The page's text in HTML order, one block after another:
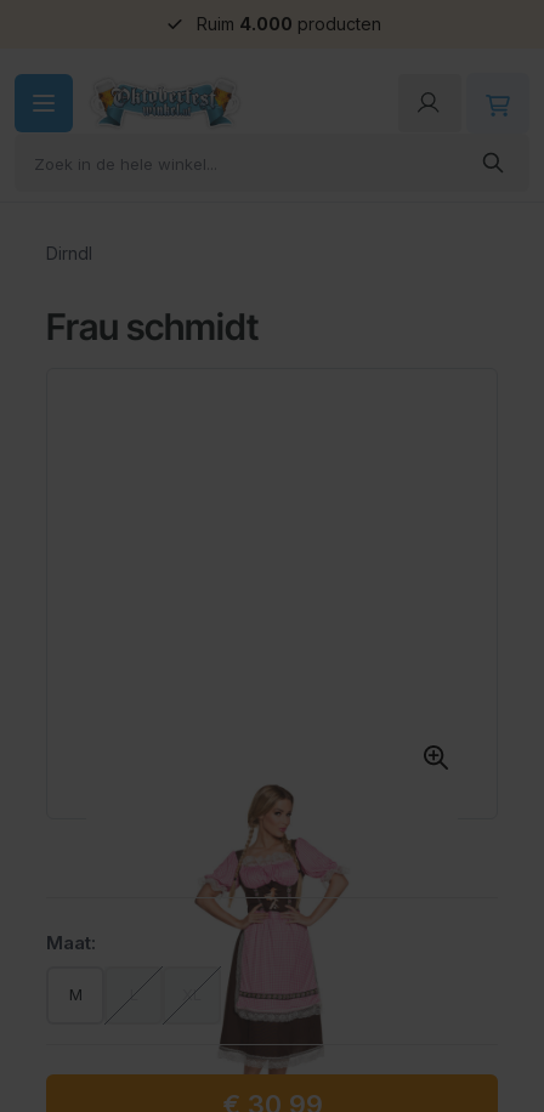
Ruim 4.000 producten
Dirndl
Frau schmidt
Maat:
M L XL
€ 30,99